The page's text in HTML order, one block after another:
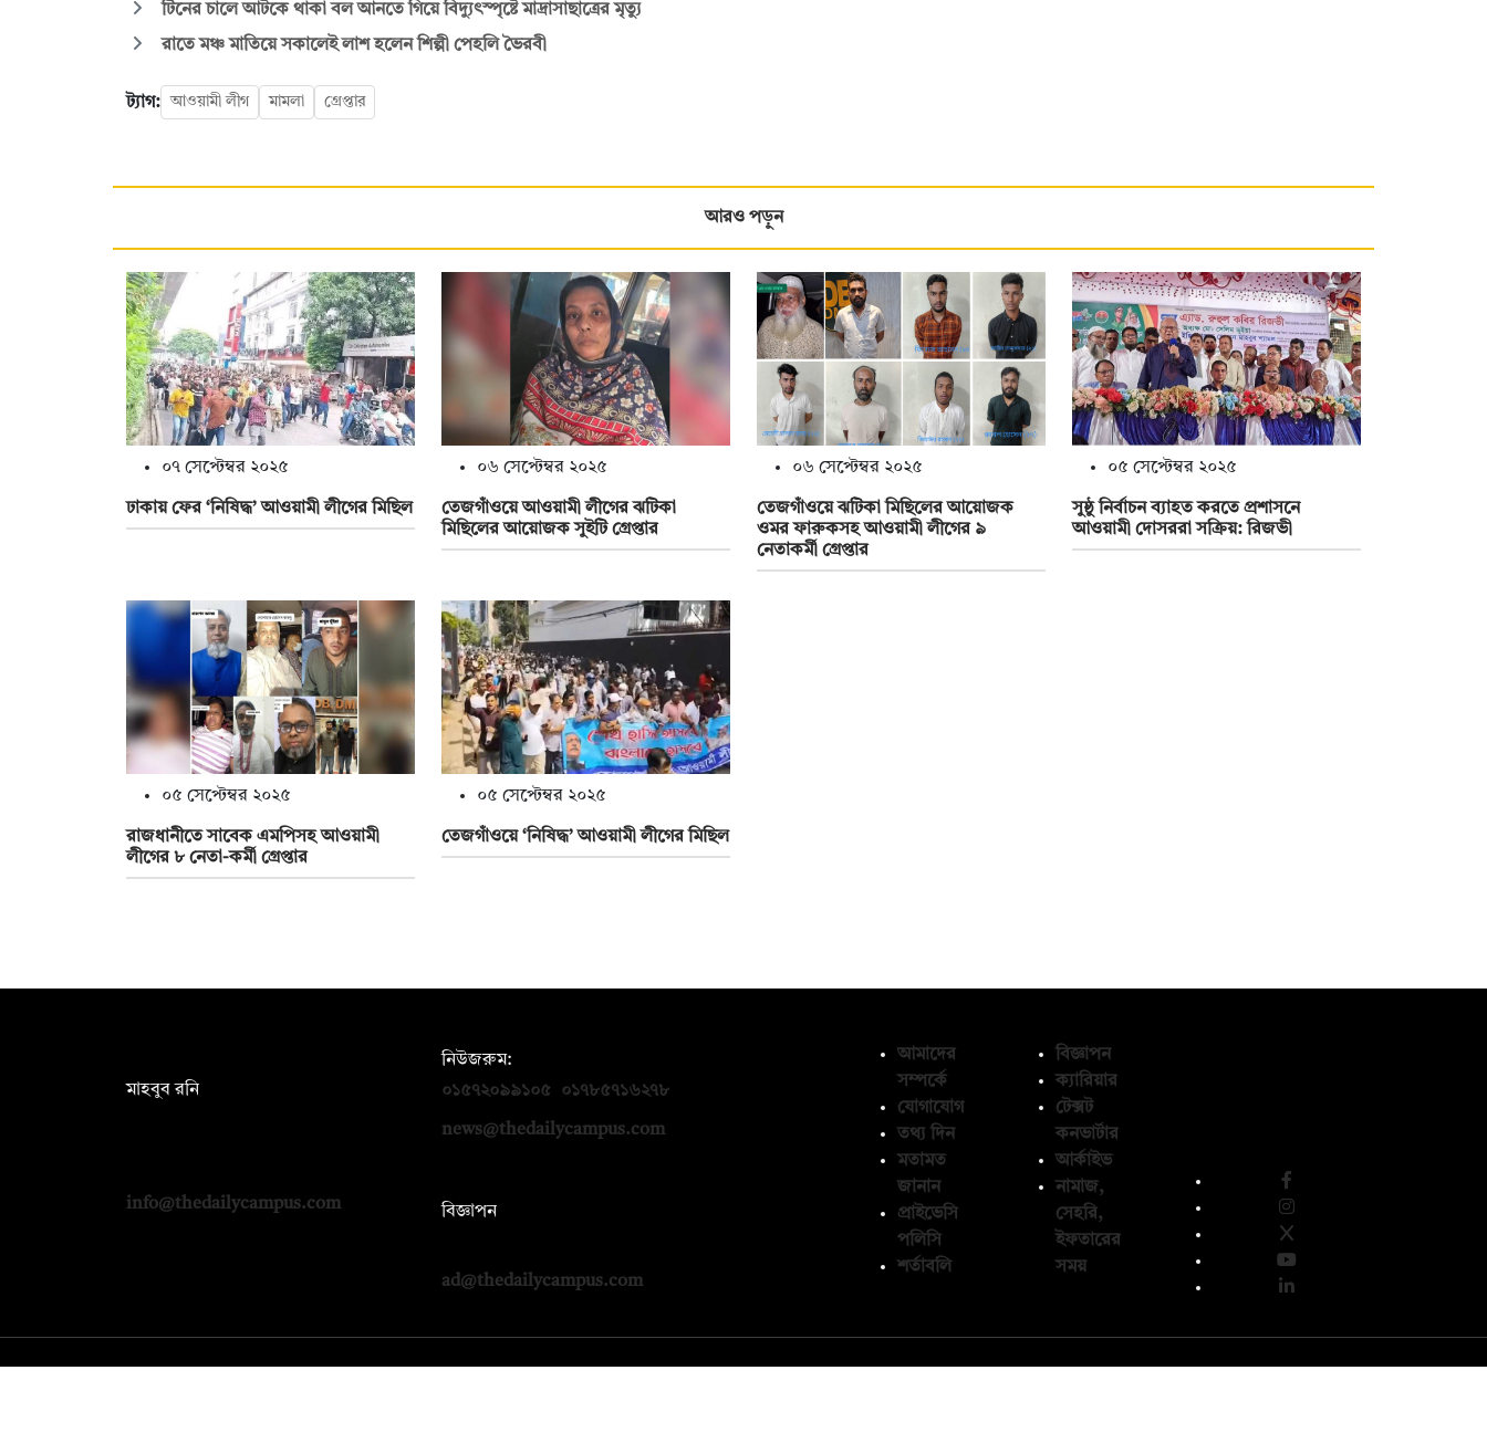
টিনের চালে আটকে থাকা বল আনতে গিয়ে বিদ্যুৎস্পৃষ্টে মাদ্রাসাছাত্রের মৃত্যু
রাতে মঞ্চ মাতিয়ে সকালেই লাশ হলেন শিল্পী পেহলি ভৈরবী
ট্যাগ: আওয়ামী লীগ মামলা গ্রেপ্তার
আরও পড়ুন
০৭ সেপ্টেম্বর ২০২৫
ঢাকায় ফের ‘নিষিদ্ধ’ আওয়ামী লীগের মিছিল
০৬ সেপ্টেম্বর ২০২৫
তেজগাঁওয়ে আওয়ামী লীগের ঝটিকা
মিছিলের আয়োজক সুইটি গ্রেপ্তার
০৬ সেপ্টেম্বর ২০২৫
তেজগাঁওয়ে ঝটিকা মিছিলের আয়োজক
ওমর ফারুকসহ আওয়ামী লীগের ৯
নেতাকর্মী গ্রেপ্তার
০৫ সেপ্টেম্বর ২০২৫
সুষ্ঠু নির্বাচন ব্যাহত করতে প্রশাসনে
আওয়ামী দোসররা সক্রিয়: রিজভী
০৫ সেপ্টেম্বর ২০২৫
রাজধানীতে সাবেক এমপিসহ আওয়ামী
লীগের ৮ নেতা-কর্মী গ্রেপ্তার
০৫ সেপ্টেম্বর ২০২৫
তেজগাঁওয়ে ‘নিষিদ্ধ’ আওয়ামী লীগের মিছিল
মাহবুব রনি
info@thedailycampus.com
নিউজরুম:
০১৫৭২০৯৯১০৫
০১৭৮৫৭১৬২৭৮
news@thedailycampus.com
বিজ্ঞাপন
ad@thedailycampus.com
আমাদের
সম্পর্কে
যোগাযোগ
তথ্য দিন
মতামত
জানান
প্রাইভেসি
পলিসি
শর্তাবলি
বিজ্ঞাপন
ক্যারিয়ার
টেক্সট
কনভার্টার
আর্কাইভ
নামাজ,
সেহরি,
ইফতারের
সময়
© কপিরাইট 2026, দ্য ডেইলি ক্যাম্পাস লিমিটেড